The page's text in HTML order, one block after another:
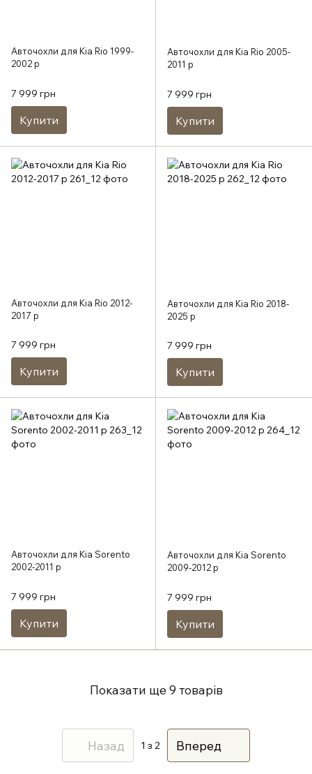
Авточохли для Kia Rio 1999-
2002 р
7 999 грн
Купити
Авточохли для Kia Rio 2005-
2011 р
7 999 грн
Купити
Авточохли для Kia Rio 2012-
2017 р
7 999 грн
Купити
Авточохли для Kia Rio 2018-
2025 р
7 999 грн
Купити
Авточохли для Kia Sorento
2002-2011 р
7 999 грн
Купити
Авточохли для Kia Sorento
2009-2012 р
7 999 грн
Купити
Показати ще 9 товарів
Назад 1 з 2 Вперед